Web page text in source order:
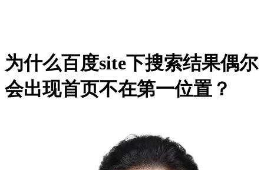
为什么百度site下搜索结果偶尔
会出现首页不在第一位置？